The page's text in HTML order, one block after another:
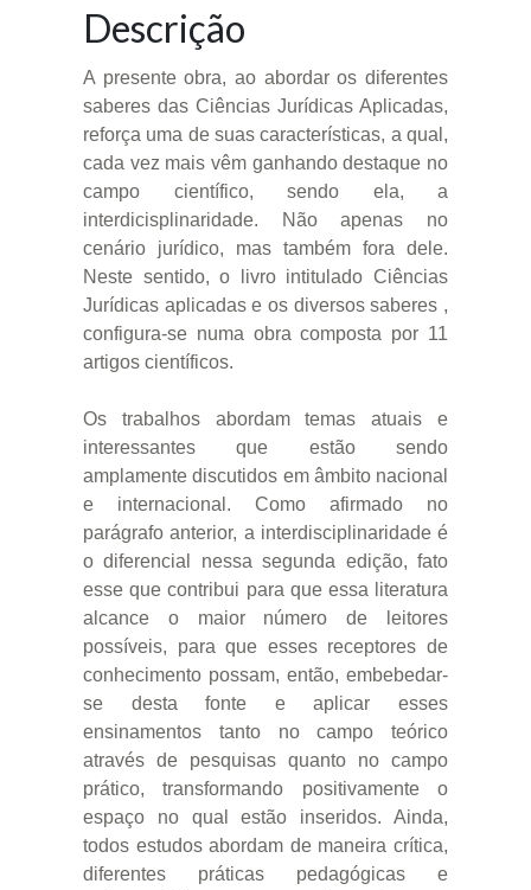
Descrição
A presente obra, ao abordar os diferentes
saberes das Ciências Jurídicas Aplicadas,
reforça uma de suas características, a qual,
cada vez mais vêm ganhando destaque no
campo científico, sendo ela, a
interdicisplinaridade. Não apenas no
cenário jurídico, mas também fora dele.
Neste sentido, o livro intitulado Ciências
Jurídicas aplicadas e os diversos saberes ,
configura-se numa obra composta por 11
artigos científicos.
Os trabalhos abordam temas atuais e
interessantes que estão sendo
amplamente discutidos em âmbito nacional
e internacional. Como afirmado no
parágrafo anterior, a interdisciplinaridade é
o diferencial nessa segunda edição, fato
esse que contribui para que essa literatura
alcance o maior número de leitores
possíveis, para que esses receptores de
conhecimento possam, então, embebedar-
se desta fonte e aplicar esses
ensinamentos tanto no campo teórico
através de pesquisas quanto no campo
prático, transformando positivamente o
espaço no qual estão inseridos. Ainda,
todos estudos abordam de maneira crítica,
diferentes práticas pedagógicas e